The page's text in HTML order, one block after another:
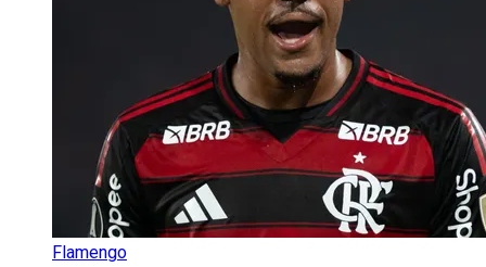
Flamengo